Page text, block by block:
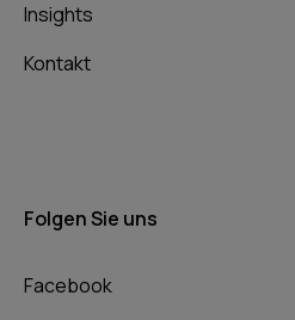
Insights
Kontakt
Folgen Sie uns
Facebook